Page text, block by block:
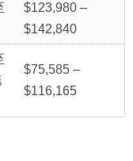
$123,980 –
$142,840
$75,585 –
$116,165